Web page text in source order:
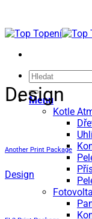
na
obsah
Hledat:
Menu
Kotle
Design
Another Print Package
Design